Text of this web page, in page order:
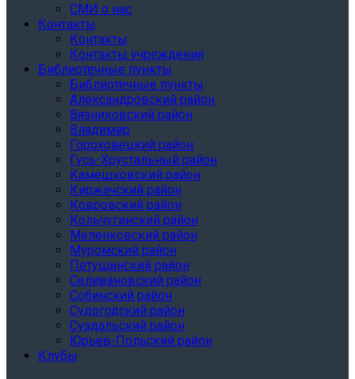
СМИ о нас
Контакты
Контакты
Контакты учреждения
Библиотечные пункты
Библиотечные пункты
Александровский район
Вязниковский район
Владимир
Гороховецкий район
Гусь-Хрустальный район
Камешковский район
Киржачский район
Ковровский район
Кольчугинский район
Меленковский район
Муромский район
Петушинский район
Селивановский район
Собинский район
Судогодский район
Суздальский район
Юрьев-Польский район
Клубы